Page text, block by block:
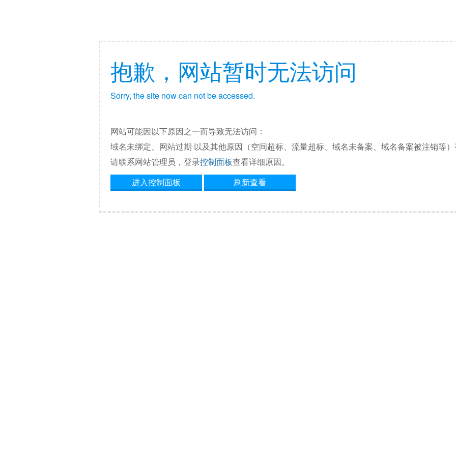
抱歉，网站暂时无法访问
Sorry, the site now can not be accessed.
网站可能因以下原因之一而导致无法访问：
域名未绑定、网站过期 以及其他原因（空间超标、流量超标、域名未备案、域名备案被注销等）
请联系网站管理员，登录控制面板查看详细原因。
进入控制面板
刷新查看